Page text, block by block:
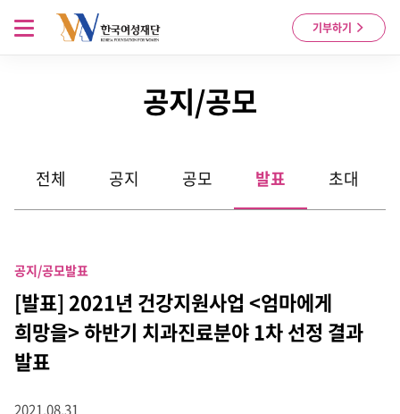
Skip to content
기부하기
메뉴 열기
공지/공모
전체 공지 공모 발표 초대
공지/공모발표
[발표] 2021년 건강지원사업 <엄마에게
희망을> 하반기 치과진료분야 1차 선정 결과
발표
2021.08.31